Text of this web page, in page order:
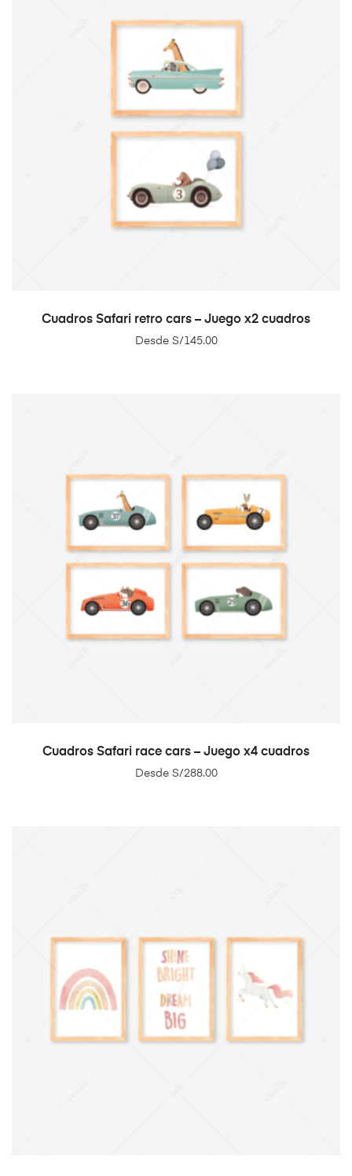
SELECT OPTIONS
Cuadros Safari retro cars – Juego x2 cuadros
Desde S/145.00
SELECT OPTIONS
Cuadros Safari race cars – Juego x4 cuadros
Desde S/288.00